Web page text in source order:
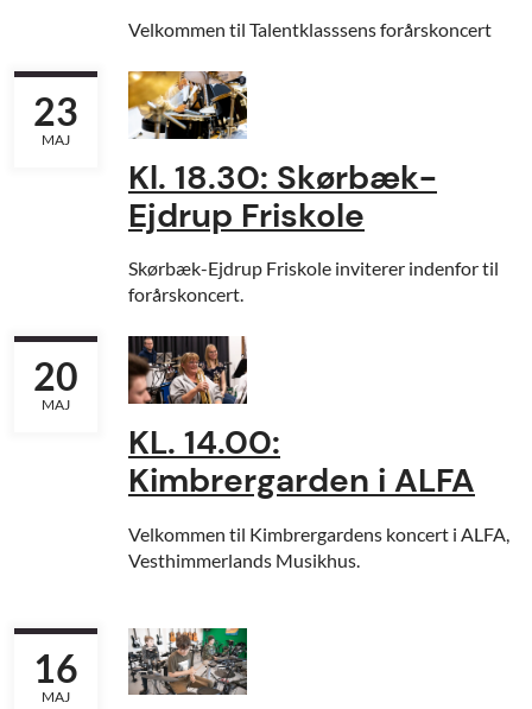
Velkommen til Talentklasssens forårskoncert
Kl. 18.30: Skørbæk-
Ejdrup Friskole
23
MAJ
Skørbæk-Ejdrup Friskole inviterer indenfor til
forårskoncert.
KL. 14.00:
Kimbrergarden i ALFA
20
MAJ
Velkommen til Kimbrergardens koncert i ALFA,
Vesthimmerlands Musikhus.
16
MAJ